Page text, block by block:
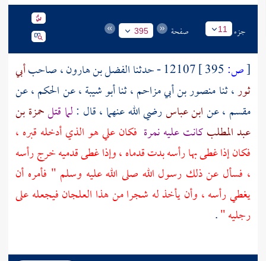
جزء 11 صفحة 395
[ص: 12107 - حدثنا الفضل بن هارون، صاحبأبي
ثور، ثنامنصور بن أبي مزاحم، ثناأبو شيبة، عنالحكم، عن
مقسم ، عنابن عباسرضي الله عنهما ، قال :لما قتلحمزة بن
عبد المطلبكانت عليه نمرة فكان علي هو الذي أدخله قبره ،
فكان إذا غطى بها رأسه بدت قدماه ، وإذا غطى قدميه خرج رأسه
، فسأل عن ذلك رسول الله صلى الله عليه وسلم " فأمره أن
يغطي رأسه ، وأن يأخذ له شجرا من هذا العلجان فيجعله على
رجليه ".